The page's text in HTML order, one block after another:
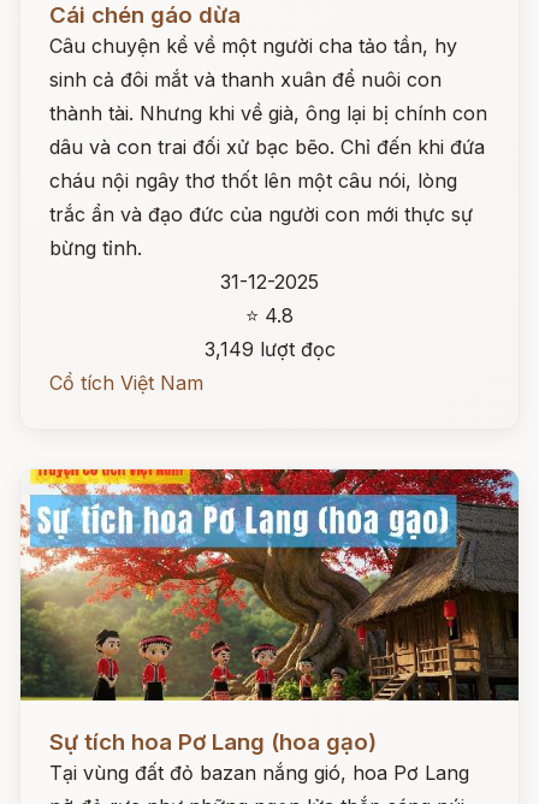
Cái chén gáo dừa
Câu chuyện kể về một người cha tảo tần, hy
sinh cả đôi mắt và thanh xuân để nuôi con
thành tài. Nhưng khi về già, ông lại bị chính con
dâu và con trai đối xử bạc bẽo. Chỉ đến khi đứa
cháu nội ngây thơ thốt lên một câu nói, lòng
trắc ẩn và đạo đức của người con mới thực sự
bừng tỉnh.
31-12-2025
⭐ 4.8
3,149 lượt đọc
Cổ tích Việt Nam
Sự tích hoa Pơ Lang (hoa gạo)
Tại vùng đất đỏ bazan nắng gió, hoa Pơ Lang